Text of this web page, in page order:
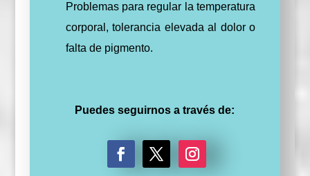
Problemas para regular la temperatura
corporal, tolerancia elevada al dolor o
falta de pigmento.
Puedes seguirnos a través de: